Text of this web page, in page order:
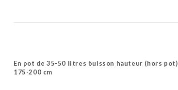
En pot de 35-50 litres buisson hauteur (hors pot)
175-200 cm